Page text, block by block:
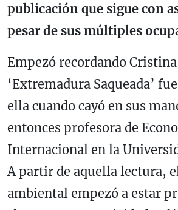
publicación que sigue con
pesar de sus múltiples
Empezó recordando
‘Extremadura Saqueada’
ella cuando cayó en sus
entonces profesora de
Internacional en la
A partir de aquella lectura,
ambiental empezó a estar